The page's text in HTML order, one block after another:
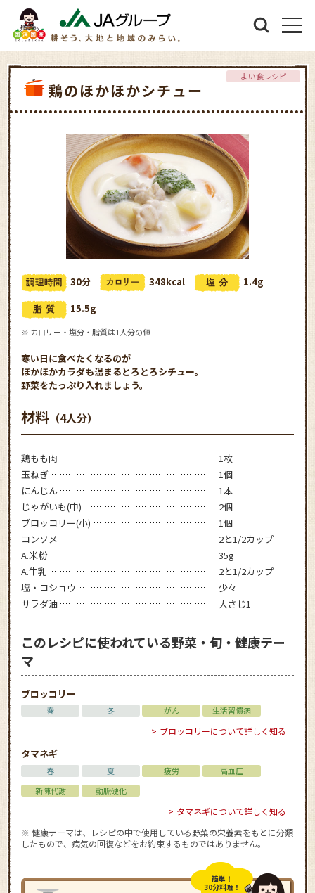
鶏のほかほかシチュー
よい食レシピ
30分 348kcal
1.4g
15.5g
※ カロリー・塩分・脂質は1人分の値
寒い日に食べたくなるのが
ほかほかカラダも温まるとろとろシチュー。
野菜をたっぷり入れましょう。
材料 （4人分）
鶏もも肉
1枚
玉ねぎ
1個
にんじん
1本
じゃがいも(中)
2個
ブロッコリー(小)
1個
コンソメ
2と1/2カップ
A.米粉
35g
A.牛乳
2と1/2カップ
塩・コショウ
少々
サラダ油
大さじ1
このレシピに使われている野菜・旬・健康テー
マ
ブロッコリー
春 冬 がん 生活習慣病
ブロッコリーについて詳しく知る
タマネギ
春 夏 疲労
高血圧
新陳代謝
動脈硬化
タマネギについて詳しく知る
※ 健康テーマは、レシピの中で使用している野菜の栄養素をもとに分類
したもので、病気の回復などをお約束するものではありません。
簡単！
30分料理！